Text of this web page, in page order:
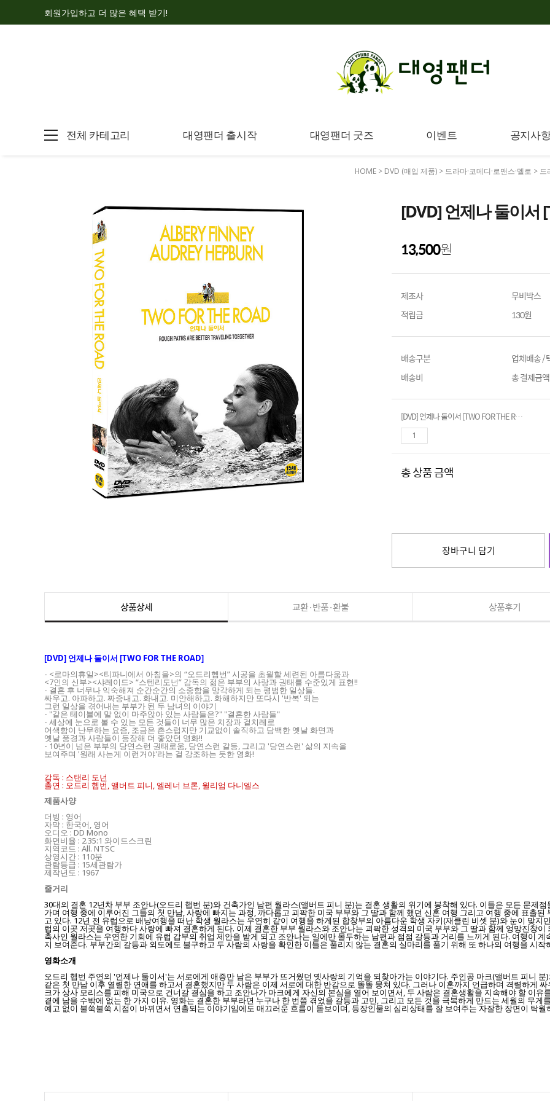
회원가입하고 더 많은 혜택 받기!
전체 카테고리 대영팬더 출시작 대영팬더 굿즈 이벤트 공지사
HOME > DVD (매입 제품) > 드라마·코메디·로맨스·멜로 > 드
[DVD] 언제나 둘이서
13,500원
제조사
무비박스
적립금
130원
배송구분
업체배송 /
배송비
총 결제금
[DVD] 언제나 둘이서 [TWO FOR THE ROAD]
총 상품 금액
장바구니 담기
상품상세 교환·반품·환불 상품후기
[DVD] 언제나 둘이서 [TWO FOR THE ROAD]
- <로마의휴일><티파니에서 아침을>의 “오드리헵번” 시공을 초월할 세련된 아름다움과
<7인의 신부><샤레이드> “스텐리도넌” 감독의 젊은 부부의 사랑과 권태를 수준있게 표현!!
- 결혼 후 너무나 익숙해져 순간순간의 소중함을 망각하게 되는 평범한 일상들.
싸우고. 아파하고. 짜증내고. 화내고. 미안해하고. 화해하지만 또다시 '반복' 되는
그런 일상을 겪어내는 부부가 된 두 남녀의 이야기
- "같은 테이블에 말 없이 마주앉아 있는 사람들은?" "결혼한 사람들"
- 세상에 눈으로 볼 수 있는 모든 것들이 너무 많은 치장과 겉치레로
어색함이 난무하는 요즘, 조금은 촌스럽지만 기교없이 솔직하고 담백한 옛날 화면과
옛날 풍경과 사람들이 등장해 더 좋았던 영화!!
- 10년이 넘은 부부의 당연스런 권태로움, 당연스런 갈등, 그리고 '당연스런' 삶의 지속을
보여주며 '원래 사는게 이런거야'라는 걸 강조하는 듯한 영화!
감독 : 스탠리 도넌
출연 : 오드리 헵번, 앨버트 피니, 엘레너 브론, 윌리엄 다니엘스
제품사양
더빙 : 영어
자막 : 한국어, 영어
오디오 : DD Mono
화면비율 : 2.35:1 와이드스크린
지역코드 : All. NTSC
상영시간 : 110분
관람등급 : 15세관람가
제작년도 : 1967
줄거리
30대의 결혼 12년차 부부 조안나(오드리 햅번 분)와 건축가인 남편 월라스(앨버트 피니 분)는 결혼 생활의 위기에 봉착해 있다. 이들은 모든 문제
가며 여행 중에 이루어진 그들의 첫 만남, 사랑에 빠지는 과정, 까다롭고 괴팍한 미국 부부와 그 딸과 함께 했던 신혼 여행 그리고 여행 중에 표출
고 있다. 12년 전 유럽으로 배낭여행을 떠난 학생 월라스는 우연히 같이 여행을 하게된 합창부의 아름다운 학생 자키(재클린 비셋 분)와 눈이 맞
럽의 이곳 저곳을 여행하다 사랑에 빠져 결혼하게 된다. 이제 결혼한 부부 월라스와 조안나는 괴팍한 성격의 미국 부부와 그 딸과 함께 엉망진창
축사인 월라스는 우연한 기회에 유럽 갑부의 취업 제안을 받게 되고 조안나는 일에만 몰두하는 남편과 점점 갈등과 거리를 느끼게 된다. 여행이
지 보여준다. 부부간의 갈등과 외도에도 불구하고 두 사람의 사랑을 확인한 이들은 풀리지 않는 결혼의 실마리를 풀기 위해 또 하나의 여행을 시
영화소개
오드리 헵번 주연의 '언제나 둘이서'는 서로에게 애증만 남은 부부가 뜨거웠던 옛사랑의 기억을 되찾아가는 이야기다. 주인공 마크(앨버트 피니
같은 첫 만남 이후 열렬한 연애를 하고서 결혼했지만 두 사람은 이제 서로에 대한 반감으로 똘똘 뭉쳐 있다. 그러나 이혼까지 언급하며 격렬하게
크가 상사 모리스를 피해 미국으로 건너갈 결심을 하고 조안나가 마크에게 자신의 본심을 열어 보이면서, 두 사람은 결혼생활을 지속해야 할 이
곁에 남을 수밖에 없는 한 가지 이유. 영화는 결혼한 부부라면 누구나 한 번쯤 겪었을 갈등과 고민, 그리고 모든 것을 극복하게 만드는 세월의 무게
예고 없이 불쑥불쑥 시점이 바뀌면서 연출되는 이야기임에도 매끄러운 흐름이 돋보이며, 등장인물의 심리상태를 잘 보여주는 자잘한 장면이 탁월